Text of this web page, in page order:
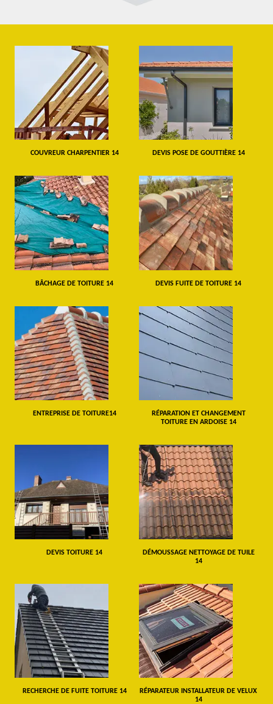
COUVREUR CHARPENTIER 14 DEVIS POSE DE GOUTTIÈRE 14
BÂCHAGE DE TOITURE 14 DEVIS FUITE DE TOITURE 14
ENTREPRISE DE TOITURE14
RÉPARATION ET CHANGEMENT
TOITURE EN ARDOISE 14
DEVIS TOITURE 14
DÉMOUSSAGE NETTOYAGE DE TUILE
14
RECHERCHE DE FUITE TOITURE 14
RÉPARATEUR INSTALLATEUR DE VELUX
14